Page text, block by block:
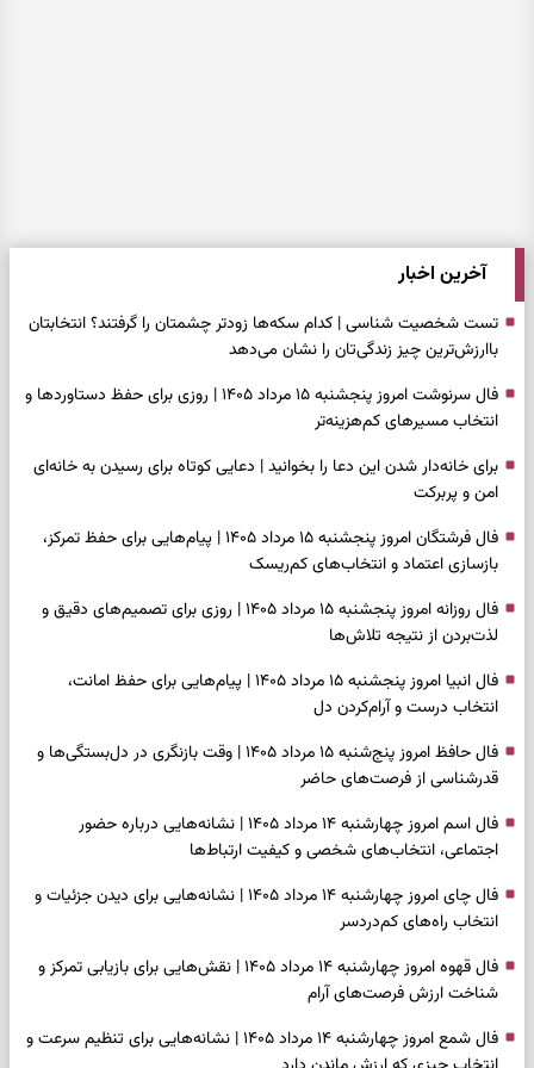
آخرین اخبار
تست شخصیت شناسی | کدام سکه‌ها زودتر چشمتان را گرفتند؟ انتخابتان
باارزش‌ترین چیز زندگی‌تان را نشان می‌دهد
فال سرنوشت امروز پنجشنبه ۱۵ مرداد ۱۴۰۵ | روزی برای حفظ دستاوردها و
انتخاب مسیرهای کم‌هزینه‌تر
برای خانه‌دار شدن این دعا را بخوانید | دعایی کوتاه برای رسیدن به خانه‌ای
امن و پربرکت
فال فرشتگان امروز پنجشنبه ۱۵ مرداد ۱۴۰۵ | پیام‌هایی برای حفظ تمرکز،
بازسازی اعتماد و انتخاب‌های کم‌ریسک
فال روزانه امروز پنجشنبه ۱۵ مرداد ۱۴۰۵ | روزی برای تصمیم‌های دقیق و
لذت‌بردن از نتیجه تلاش‌ها
فال انبیا امروز پنجشنبه ۱۵ مرداد ۱۴۰۵ | پیام‌هایی برای حفظ امانت،
انتخاب درست و آرام‌کردن دل
فال حافظ امروز پنج‌شنبه ۱۵ مرداد ۱۴۰۵ | وقت بازنگری در دل‌بستگی‌ها و
قدرشناسی از فرصت‌های حاضر
فال اسم امروز چهارشنبه ۱۴ مرداد ۱۴۰۵ | نشانه‌هایی درباره حضور
اجتماعی، انتخاب‌های شخصی و کیفیت ارتباط‌ها
فال چای امروز چهارشنبه ۱۴ مرداد ۱۴۰۵ | نشانه‌هایی برای دیدن جزئیات و
انتخاب راه‌های کم‌دردسر
فال قهوه امروز چهارشنبه ۱۴ مرداد ۱۴۰۵ | نقش‌هایی برای بازیابی تمرکز و
شناخت ارزش فرصت‌های آرام
فال شمع امروز چهارشنبه ۱۴ مرداد ۱۴۰۵ | نشانه‌هایی برای تنظیم سرعت و